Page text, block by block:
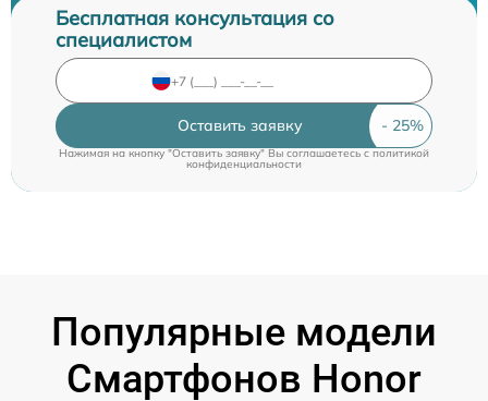
Бесплатная консультация со
специалистом
Оставить заявку
Нажимая на кнопку "Оставить заявку" Вы соглашаетесь cполитикой
конфиденциальности
Популярные модели
Смартфонов Honor